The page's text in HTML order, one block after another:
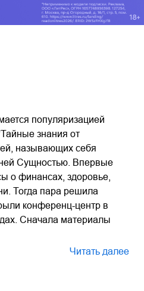
популяризацией
знания от
называющих себя
Сущностью. Впервые
о финансах, здоровье,
Тогда пара решила
конференц-центр в
Сначала материалы
Читать далее